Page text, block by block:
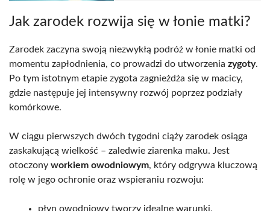
Jak zarodek rozwija się w łonie matki?
Zarodek zaczyna swoją niezwykłą podróż w łonie matki od
momentu zapłodnienia, co prowadzi do utworzenia zygoty.
Po tym istotnym etapie zygota zagnieżdża się w macicy,
gdzie następuje jej intensywny rozwój poprzez podziały
komórkowe.
W ciągu pierwszych dwóch tygodni ciąży zarodek osiąga
zaskakującą wielkość – zaledwie ziarenka maku. Jest
otoczony workiem owodniowym, który odgrywa kluczową
rolę w jego ochronie oraz wspieraniu rozwoju:
płyn owodniowy tworzy idealne warunki,